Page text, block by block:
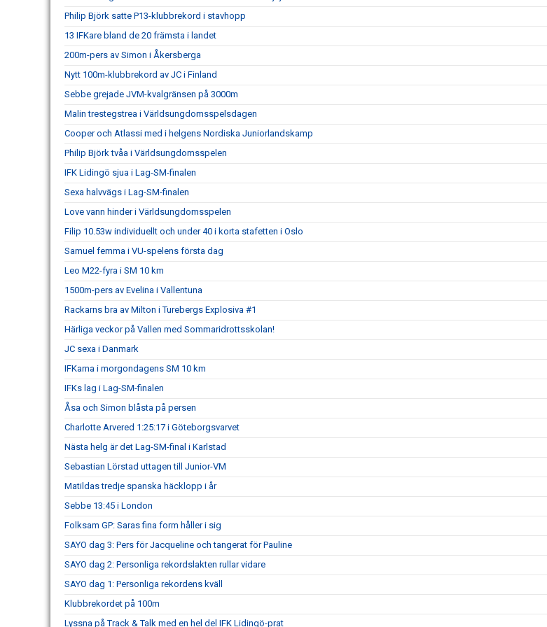
Philip Björk satte P13-klubbrekord i stavhopp
13 IFKare bland de 20 främsta i landet
200m-pers av Simon i Åkersberga
Nytt 100m-klubbrekord av JC i Finland
Sebbe grejade JVM-kvalgränsen på 3000m
Malin trestegstrea i Världsungdomsspelsdagen
Cooper och Atlassi med i helgens Nordiska Juniorlandskamp
Philip Björk tvåa i Världsungdomsspelen
IFK Lidingö sjua i Lag-SM-finalen
Sexa halvvägs i Lag-SM-finalen
Love vann hinder i Världsungdomsspelen
Filip 10.53w individuellt och under 40 i korta stafetten i Oslo
Samuel femma i VU-spelens första dag
Leo M22-fyra i SM 10 km
1500m-pers av Evelina i Vallentuna
Rackarns bra av Milton i Turebergs Explosiva #1
Härliga veckor på Vallen med Sommaridrottsskolan!
JC sexa i Danmark
IFKarna i morgondagens SM 10 km
IFKs lag i Lag-SM-finalen
Åsa och Simon blåsta på persen
Charlotte Arvered 1:25:17 i Göteborgsvarvet
Nästa helg är det Lag-SM-final i Karlstad
Sebastian Lörstad uttagen till Junior-VM
Matildas tredje spanska häcklopp i år
Sebbe 13:45 i London
Folksam GP: Saras fina form håller i sig
SAYO dag 3: Pers för Jacqueline och tangerat för Pauline
SAYO dag 2: Personliga rekordslakten rullar vidare
SAYO dag 1: Personliga rekordens kväll
Klubbrekordet på 100m
Lyssna på Track & Talk med en hel del IFK Lidingö-prat